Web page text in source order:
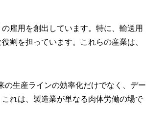
雇用を創出しています。特に、輸送用
割を担っています。これらの産業は、
の生産ラインの効率化だけでなく、デー
れは、製造業が単なる肉体労働の場で